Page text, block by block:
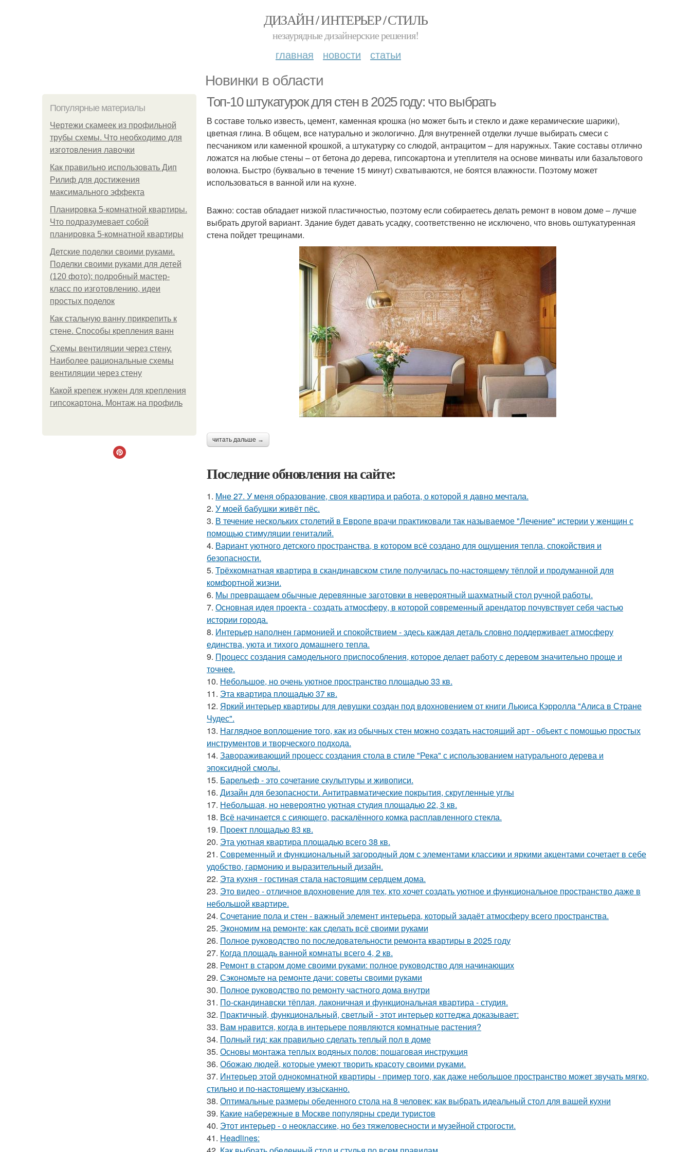
ДИЗАЙН / ИНТЕРЬЕР / СТИЛЬ
незаурядные дизайнерские решения!
главная новости статьи
Новинки в области
Популярные материалы
Чертежи скамеек из профильной
трубы схемы. Что необходимо для
изготовления лавочки
Как правильно использовать Дип
Рилиф для достижения
максимального эффекта
Планировка 5-комнатной квартиры.
Что подразумевает собой
планировка 5-комнатной квартиры
Детские поделки своими руками.
Поделки своими руками для детей
(120 фото): подробный мастер-
класс по изготовлению, идеи
простых поделок
Как стальную ванну прикрепить к
стене. Способы крепления ванн
Схемы вентиляции через стену.
Наиболее рациональные схемы
вентиляции через стену
Какой крепеж нужен для крепления
гипсокартона. Монтаж на профиль
Топ-10 штукатурок для стен в 2025 году: что выбрать
В составе только известь, цемент, каменная крошка (но может быть и стекло и даже керамические шарики),
цветная глина. В общем, все натурально и экологично. Для внутренней отделки лучше выбирать смеси с
песчаником или каменной крошкой, а штукатурку со слюдой, антрацитом – для наружных. Такие составы отлично
ложатся на любые стены – от бетона до дерева, гипсокартона и утеплителя на основе минваты или базальтового
волокна. Быстро (буквально в течение 15 минут) схватываются, не боятся влажности. Поэтому может
использоваться в ванной или на кухне.
Важно: состав обладает низкой пластичностью, поэтому если собираетесь делать ремонт в новом доме – лучше
выбрать другой вариант. Здание будет давать усадку, соответственно не исключено, что вновь оштукатуренная
стена пойдет трещинами.
читать дальше →
Последние обновления на сайте:
1. Мне 27. У меня образование, своя квартира и работа, о которой я давно мечтала.
2. У моей бабушки живёт пёс.
3. В течение нескольких столетий в Европе врачи практиковали так называемое "Лечение" истерии у женщин с
помощью стимуляции гениталий.
4. Вариант уютного детского пространства, в котором всё создано для ощущения тепла, спокойствия и
безопасности.
5. Трёхкомнатная квартира в скандинавском стиле получилась по-настоящему тёплой и продуманной для
комфортной жизни.
6. Мы превращаем обычные деревянные заготовки в невероятный шахматный стол ручной работы.
7. Основная идея проекта - создать атмосферу, в которой современный арендатор почувствует себя частью
истории города.
8. Интерьер наполнен гармонией и спокойствием - здесь каждая деталь словно поддерживает атмосферу
единства, уюта и тихого домашнего тепла.
9. Процесс создания самодельного приспособления, которое делает работу с деревом значительно проще и
точнее.
10. Небольшое, но очень уютное пространство площадью 33 кв.
11. Эта квартира площадью 37 кв.
12. Яркий интерьер квартиры для девушки создан под вдохновением от книги Льюиса Кэрролла "Алиса в Стране
Чудес".
13. Наглядное воплощение того, как из обычных стен можно создать настоящий арт - объект с помощью простых
инструментов и творческого подхода.
14. Завораживающий процесс создания стола в стиле "Река" с использованием натурального дерева и
эпоксидной смолы.
15. Барельеф - это сочетание скульптуры и живописи.
16. Дизайн для безопасности. Антитравматические покрытия, скругленные углы
17. Небольшая, но невероятно уютная студия площадью 22, 3 кв.
18. Всё начинается с сияющего, раскалённого комка расплавленного стекла.
19. Проект площадью 83 кв.
20. Эта уютная квартира площадью всего 38 кв.
21. Современный и функциональный загородный дом с элементами классики и яркими акцентами сочетает в себе
удобство, гармонию и выразительный дизайн.
22. Эта кухня - гостиная стала настоящим сердцем дома.
23. Это видео - отличное вдохновение для тех, кто хочет создать уютное и функциональное пространство даже в
небольшой квартире.
24. Сочетание пола и стен - важный элемент интерьера, который задаёт атмосферу всего пространства.
25. Экономим на ремонте: как сделать всё своими руками
26. Полное руководство по последовательности ремонта квартиры в 2025 году
27. Когда площадь ванной комнаты всего 4, 2 кв.
28. Ремонт в старом доме своими руками: полное руководство для начинающих
29. Сэкономьте на ремонте дачи: советы своими руками
30. Полное руководство по ремонту частного дома внутри
31. По-скандинавски тёплая, лаконичная и функциональная квартира - студия.
32. Практичный, функциональный, светлый - этот интерьер коттеджа доказывает:
33. Вам нравится, когда в интерьере появляются комнатные растения?
34. Полный гид: как правильно сделать теплый пол в доме
35. Основы монтажа теплых водяных полов: пошаговая инструкция
36. Обожаю людей, которые умеют творить красоту своими руками.
37. Интерьер этой однокомнатной квартиры - пример того, как даже небольшое пространство может звучать мягко,
стильно и по-настоящему изысканно.
38. Оптимальные размеры обеденного стола на 8 человек: как выбрать идеальный стол для вашей кухни
39. Какие набережные в Москве популярны среди туристов
40. Этот интерьер - о неоклассике, но без тяжеловесности и музейной строгости.
41. Headlines: